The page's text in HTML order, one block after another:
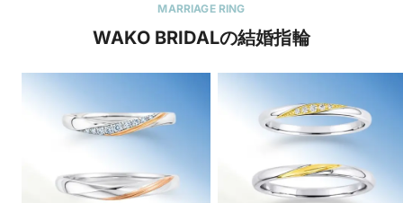
MARRIAGE RING
WAKO BRIDALの結婚指輪